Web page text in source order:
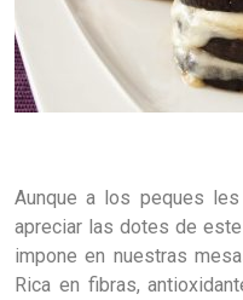
Aunque a los peques
apreciar las dotes de
impone en nuestras
Rica en fibras,